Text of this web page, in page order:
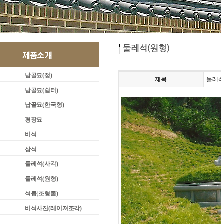
납골묘(정)
납골묘(쉼터)
납골묘(한국형)
평장묘
비석
상석
둘레석(사각)
둘레석(원형)
석등(조형물)
비석사진(레이져조각)
제목 둘레